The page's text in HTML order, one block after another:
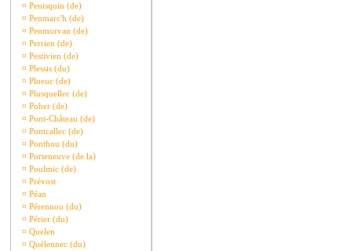
¤ Penisquin (de)
¤ Penmarc'h (de)
¤ Penmorvan (de)
¤ Perrien (de)
¤ Pestivien (de)
¤ Plessis (du)
¤ Ploeuc (de)
¤ Plusquellec (de)
¤ Poher (de)
¤ Pont-Château (de)
¤ Pontcallec (de)
¤ Ponthou (du)
¤ Porteneuve (de la)
¤ Poulmic (de)
¤ Prévost
¤ Péan
¤ Pérennou (du)
¤ Périer (du)
¤ Quelen
¤ Quélennec (du)